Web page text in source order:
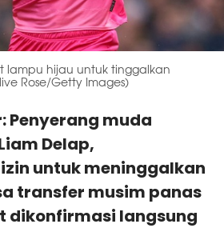
lampu hijau untuk tinggalkan
Rose/Getty Images)
Penyerang muda
Delap,
untuk meninggalkan
transfer musim panas
dikonfirmasi langsung